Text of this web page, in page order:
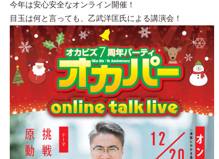
今年は安心安全なオンライン開催！
目玉は何と言っても、乙武洋匡氏による講演会！